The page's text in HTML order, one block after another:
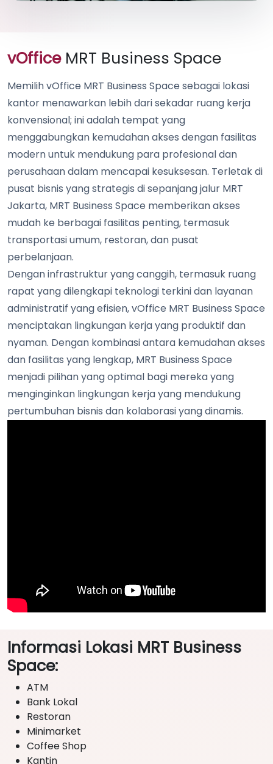
vOfficeMRT Business Space
Memilih vOffice MRT Business Space sebagai lokasi
kantor menawarkan lebih dari sekadar ruang kerja
konvensional; ini adalah tempat yang
menggabungkan kemudahan akses dengan fasilitas
modern untuk mendukung para profesional dan
perusahaan dalam mencapai kesuksesan. Terletak di
pusat bisnis yang strategis di sepanjang jalur MRT
Jakarta, MRT Business Space memberikan akses
mudah ke berbagai fasilitas penting, termasuk
transportasi umum, restoran, dan pusat
perbelanjaan.
Dengan infrastruktur yang canggih, termasuk ruang
rapat yang dilengkapi teknologi terkini dan layanan
administratif yang efisien, vOffice MRT Business Space
menciptakan lingkungan kerja yang produktif dan
nyaman. Dengan kombinasi antara kemudahan akses
dan fasilitas yang lengkap, MRT Business Space
menjadi pilihan yang optimal bagi mereka yang
menginginkan lingkungan kerja yang mendukung
pertumbuhan bisnis dan kolaborasi yang dinamis.
Informasi Lokasi MRT Business
Space:
ATM
Bank Lokal
Restoran
Minimarket
Coffee Shop
Kantin